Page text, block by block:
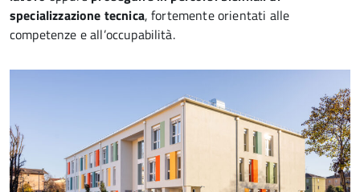
specializzazione tecnica, fortemente orientati alle
competenze e all’occupabilità.